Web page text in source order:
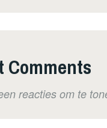
Comments
reacties om te